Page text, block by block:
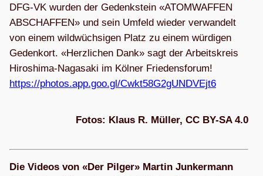
DFG-VK wur­den der Gedenk­stein «ATOM­WAF­FEN
ABSCHAF­FEN» und sein Umfeld wie­der ver­wan­delt
von einem wild­wüch­si­gen Platz zu einem wür­di­gen
Gedenk­ort. «Herz­li­chen Dank» sagt der Arbeits­kreis
Hiro­shima-Naga­saki im Köl­ner Frie­dens­fo­rum!
https://photos.app.goo.gl/Cwkt58G2gUNDVEjt6
Fotos: Klaus R. Mül­ler, CC BY-SA 4.0
Die Videos von «Der Pil­ger» Mar­tin Jun­ker­mann